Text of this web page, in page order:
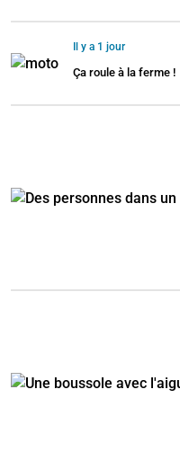
Il y a 1 jour
Ça roule à la ferme !